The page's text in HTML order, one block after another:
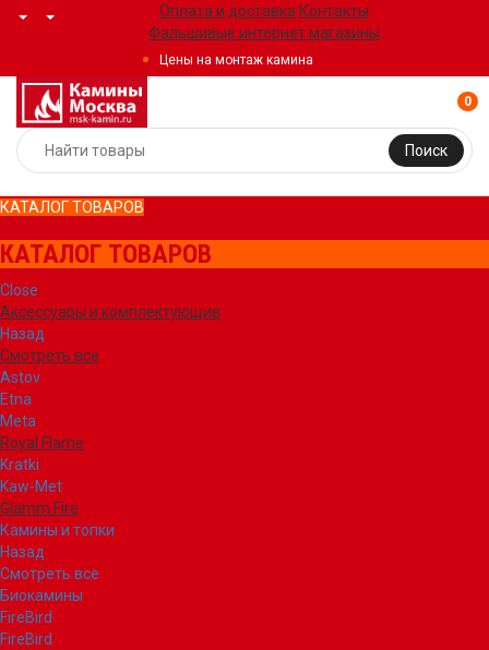
Оплата и доставка Контакты
Фальшивые интернет магазины
Цены на монтаж камина
Поиск
0
КАТАЛОГ ТОВАРОВ
КАТАЛОГ ТОВАРОВ
Close
Аксессуары и комплектующие
Назад
Смотреть все
Astov
Etna
Meta
Royal Flame
Kratki
Kaw-Met
Glamm Fire
Камины и топки
Назад
Смотреть все
Биокамины
FireBird
FireBird